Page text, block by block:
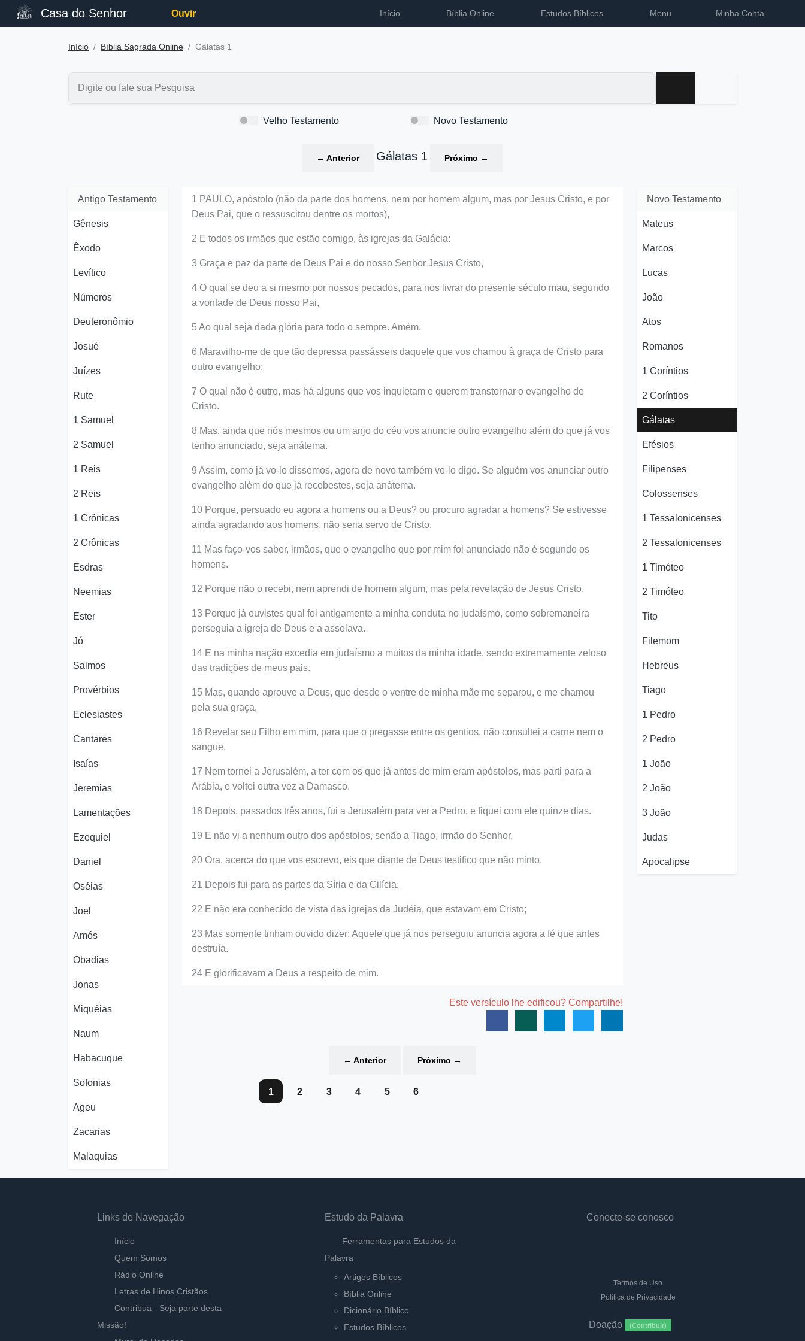
Casa do Senhor Ouvir Início Bíblia Online Estudos Bíblicos Menu Minha Conta
Início Bíblia Sagrada Online Gálatas 1
Velho Testamento Novo Testamento
← Anterior Gálatas 1 Próximo →
Antigo Testamento
Gênesis
Êxodo
Levítico
Números
Deuteronômio
Josué
Juízes
Rute
1 Samuel
2 Samuel
1 Reis
2 Reis
1 Crônicas
2 Crônicas
Esdras
Neemias
Ester
Jó
Salmos
Provérbios
Eclesiastes
Cantares
Isaías
Jeremias
Lamentações
Ezequiel
Daniel
Oséias
Joel
Amós
Obadias
Jonas
Miquéias
Naum
Habacuque
Sofonias
Ageu
Zacarias
Malaquias
1 PAULO, apóstolo (não da parte dos homens, nem por homem algum, mas por Jesus Cristo, e por
Deus Pai, que o ressuscitou dentre os mortos),
2 E todos os irmãos que estão comigo, às igrejas da Galácia:
3 Graça e paz da parte de Deus Pai e do nosso Senhor Jesus Cristo,
4 O qual se deu a si mesmo por nossos pecados, para nos livrar do presente século mau, segundo
a vontade de Deus nosso Pai,
5 Ao qual seja dada glória para todo o sempre. Amém.
6 Maravilho-me de que tão depressa passásseis daquele que vos chamou à graça de Cristo para
outro evangelho;
7 O qual não é outro, mas há alguns que vos inquietam e querem transtornar o evangelho de
Cristo.
8 Mas, ainda que nós mesmos ou um anjo do céu vos anuncie outro evangelho além do que já vos
tenho anunciado, seja anátema.
9 Assim, como já vo-lo dissemos, agora de novo também vo-lo digo. Se alguém vos anunciar outro
evangelho além do que já recebestes, seja anátema.
10 Porque, persuado eu agora a homens ou a Deus? ou procuro agradar a homens? Se estivesse
ainda agradando aos homens, não seria servo de Cristo.
11 Mas faço-vos saber, irmãos, que o evangelho que por mim foi anunciado não é segundo os
homens.
12 Porque não o recebi, nem aprendi de homem algum, mas pela revelação de Jesus Cristo.
13 Porque já ouvistes qual foi antigamente a minha conduta no judaísmo, como sobremaneira
perseguia a igreja de Deus e a assolava.
14 E na minha nação excedia em judaísmo a muitos da minha idade, sendo extremamente zeloso
das tradições de meus pais.
15 Mas, quando aprouve a Deus, que desde o ventre de minha mãe me separou, e me chamou
pela sua graça,
16 Revelar seu Filho em mim, para que o pregasse entre os gentios, não consultei a carne nem o
sangue,
17 Nem tornei a Jerusalém, a ter com os que já antes de mim eram apóstolos, mas parti para a
Arábia, e voltei outra vez a Damasco.
18 Depois, passados três anos, fui a Jerusalém para ver a Pedro, e fiquei com ele quinze dias.
19 E não vi a nenhum outro dos apóstolos, senão a Tiago, irmão do Senhor.
20 Ora, acerca do que vos escrevo, eis que diante de Deus testifico que não minto.
21 Depois fui para as partes da Síria e da Cilícia.
22 E não era conhecido de vista das igrejas da Judéia, que estavam em Cristo;
23 Mas somente tinham ouvido dizer: Aquele que já nos perseguiu anuncia agora a fé que antes
destruía.
24 E glorificavam a Deus a respeito de mim.
Este versículo lhe edificou? Compartilhe!
← Anterior Próximo →
1 2 3 4 5 6
Novo Testamento
Mateus
Marcos
Lucas
João
Atos
Romanos
1 Coríntios
2 Coríntios
Gálatas
Efésios
Filipenses
Colossenses
1 Tessalonicenses
2 Tessalonicenses
1 Timóteo
2 Timóteo
Tito
Filemom
Hebreus
Tiago
1 Pedro
2 Pedro
1 João
2 João
3 João
Judas
Apocalipse
Links de Navegação
Início
Quem Somos
Rádio Online
Letras de Hinos Cristãos
Contribua - Seja parte desta
Missão!
Estudo da Palavra
Ferramentas para Estudos da
Palavra
Artigos Bíblicos
Bíblia Online
Dicionário Bíblico
Estudos Bíblicos
Conecte-se conosco
Termos de Uso
Política de Privacidade
Doação (Contribuir)